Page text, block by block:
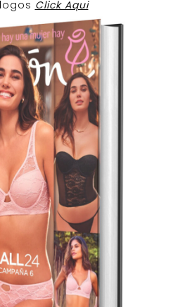
Click Aqui